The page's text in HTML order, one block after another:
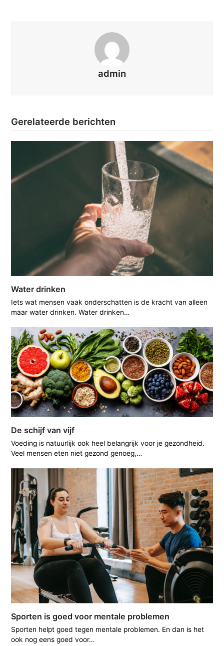
admin
Gerelateerde berichten
Water drinken
Iets wat mensen vaak onderschatten is de kracht van alleen
maar water drinken. Water drinken…
De schijf van vijf
Voeding is natuurlijk ook heel belangrijk voor je gezondheid.
Veel mensen eten niet gezond genoeg,…
Sporten is goed voor mentale problemen
Sporten helpt goed tegen mentale problemen. En dan is het
ook nog eens goed voor…